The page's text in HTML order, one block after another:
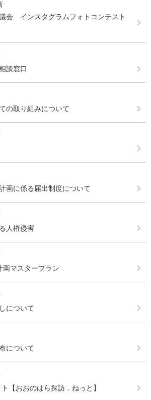
会 インスタグラムフォトコンテスト
談窓口
の取り組みについて
画に係る届出制度について
人権侵害
画マスタープラン
について
について
【おおのはら探訪．ねっと】